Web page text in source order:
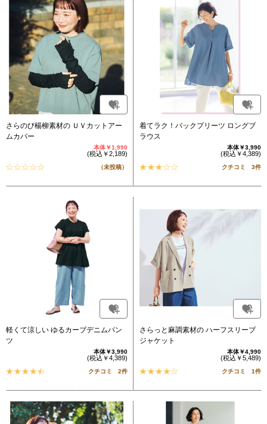
さらのび楊柳素材の ＵＶカットアー
ムカバー
本体￥1,990
(税込￥2,189)
（未投稿）
着てラク！バックプリーツ ロングブ
ラウス
本体￥3,990
(税込￥4,389)
クチコミ 3件
軽くて涼しい ゆるカーブデニムパン
ツ
本体￥3,990
(税込￥4,389)
クチコミ 2件
さらっと麻調素材の ハーフスリーブ
ジャケット
本体￥4,990
(税込￥5,489)
クチコミ 1件